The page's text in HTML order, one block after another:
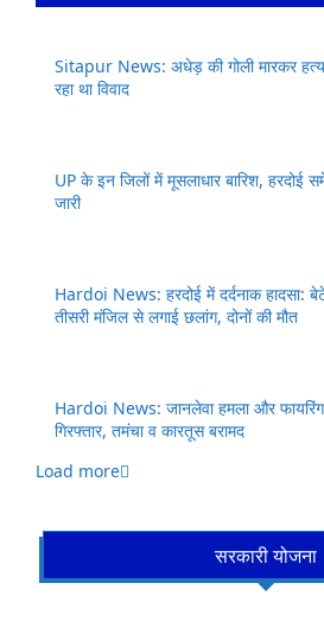
Sitapur News: अधेड़ की गोली मारकर
रहा था विवाद
UP के इन जिलों में मूसलाधार बारिश, हरदोई
जारी
Hardoi News: हरदोई में दर्दनाक हादसा:
तीसरी मंजिल से लगाई छलांग, दोनों की मौत
Hardoi News: जानलेवा हमला और
गिरफ्तार, तमंचा व कारतूस बरामद
Load more
सरकारी योजना